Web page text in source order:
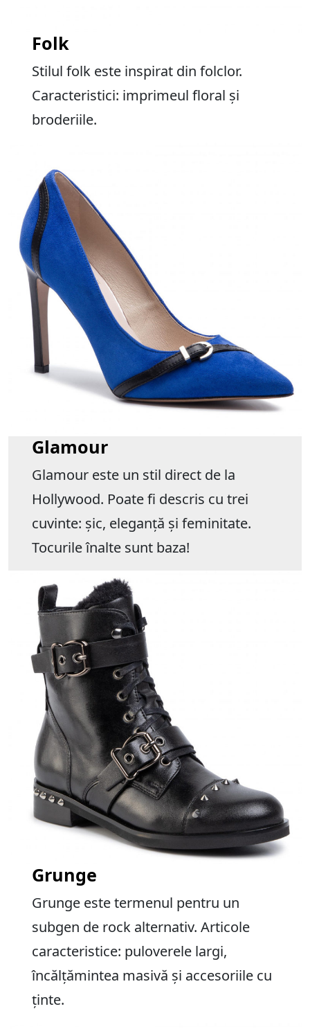
Folk
Stilul folk este inspirat din folclor.
Caracteristici: imprimeul floral și
broderiile.
Glamour
Glamour este un stil direct de la
Hollywood. Poate fi descris cu trei
cuvinte: șic, eleganță și feminitate.
Tocurile înalte sunt baza!
Grunge
Grunge este termenul pentru un
subgen de rock alternativ. Articole
caracteristice: puloverele largi,
încălțămintea masivă și accesoriile cu
ținte.